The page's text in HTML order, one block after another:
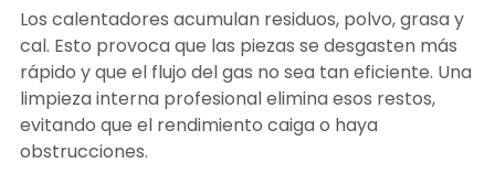
Los calentadores acumulan residuos, polvo, grasa y
cal. Esto provoca que las piezas se desgasten más
rápido y que el flujo del gas no sea tan eficiente. Una
limpieza interna profesional elimina esos restos,
evitando que el rendimiento caiga o haya
obstrucciones.